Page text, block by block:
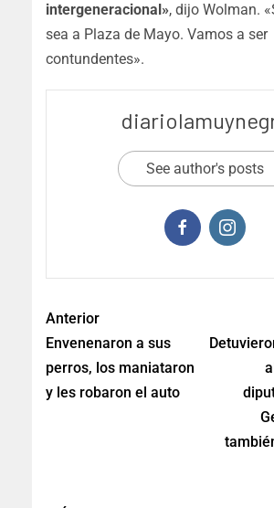
intergeneracional», dijo Wolman.
sea a Plaza de Mayo. Vamos a ser
contundentes».
See author's posts
Anterior
Envenenaron a sus
perros, los maniataron
y les robaron el auto